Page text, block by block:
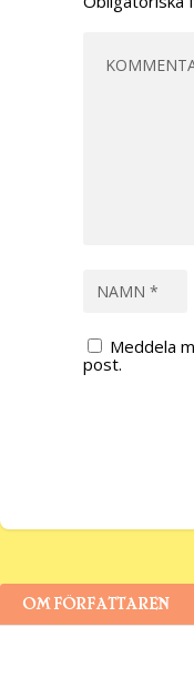
Meddela
post.
OM FÖRFATTAREN